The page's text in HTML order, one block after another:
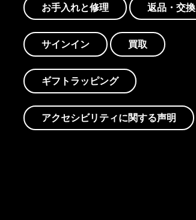
お手入れと修理 返品・交換
サインイン 買取
ギフトラッピング
アクセシビリティに関する声明